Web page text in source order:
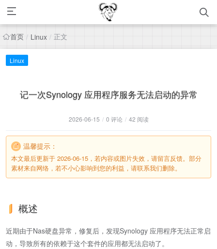
首页 / Linux / 正文
Linux
记一次Synology 应用程序服务无法启动的异常
2026-06-15 / 0 评论 / 42 阅读
温馨提示：
本文最后更新于 2026-06-15，若内容或图片失效，请留言反馈。部分
素材来自网络，若不小心影响到您的利益，请联系我们删除。
概述
近期由于Nas硬盘异常，修复后，发现Synology 应用程序无法正常启
动，导致所有的依赖于这个套件的应用都无法启动了。